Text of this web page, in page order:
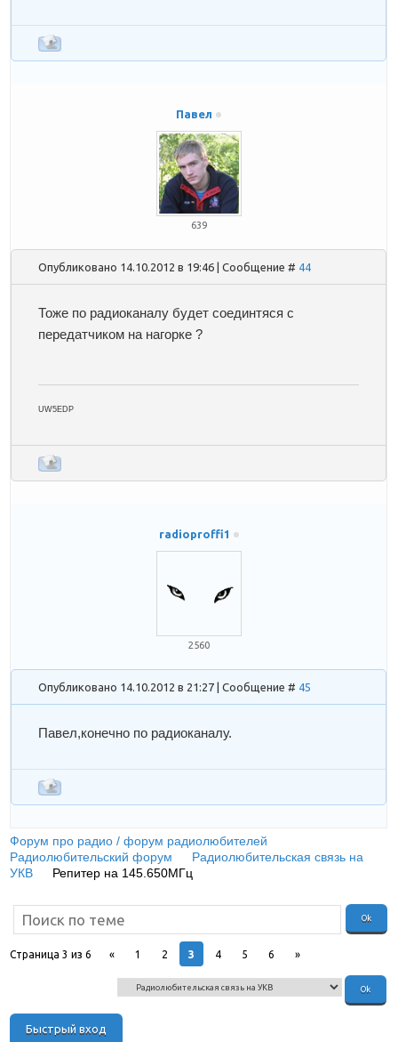
Павел
639
Опубликовано 14.10.2012 в 19:46 | Сообщение # 44
Тоже по радиоканалу будет соединтяся с
передатчиком на нагорке ?
UW5EDP
radioproffi1
2560
Опубликовано 14.10.2012 в 21:27 | Сообщение # 45
Павел,конечно по радиоканалу.
Форум про радио / форум радиолюбителей
Радиолюбительский форум
Радиолюбительская связь на
УКВ
Репитер на 145.650МГц
Страница3 из6 « 1 2 3 4 5 6 »